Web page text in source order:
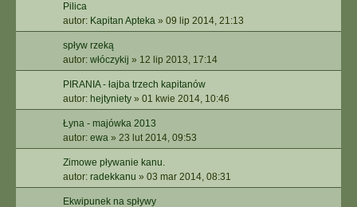
Pilica
autor: Kapitan Apteka » 09 lip 2014, 21:13
spływ rzeką
autor: włóczykij » 12 lip 2013, 17:14
PIRANIA - łajba trzech kapitanów
autor: hejtyniety » 01 kwie 2014, 10:46
Łyna - majówka 2013
autor: ewa » 23 lut 2014, 09:53
Zimowe pływanie kanu.
autor: radekkanu » 03 mar 2014, 08:31
Ekwipunek na spływy